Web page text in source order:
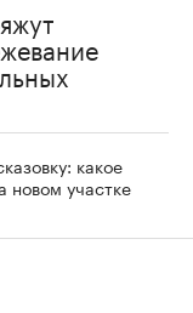
какое
новом участке